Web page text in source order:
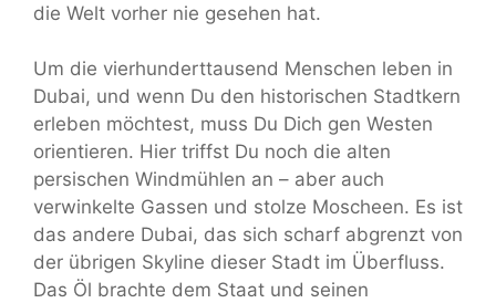
die Welt vorher nie gesehen hat.
Um die vierhunderttausend Menschen leben in
Dubai, und wenn Du den historischen Stadtkern
erleben möchtest, muss Du Dich gen Westen
orientieren. Hier triffst Du noch die alten
persischen Windmühlen an – aber auch
verwinkelte Gassen und stolze Moscheen. Es ist
das andere Dubai, das sich scharf abgrenzt von
der übrigen Skyline dieser Stadt im Überfluss.
Das Öl brachte dem Staat und seinen